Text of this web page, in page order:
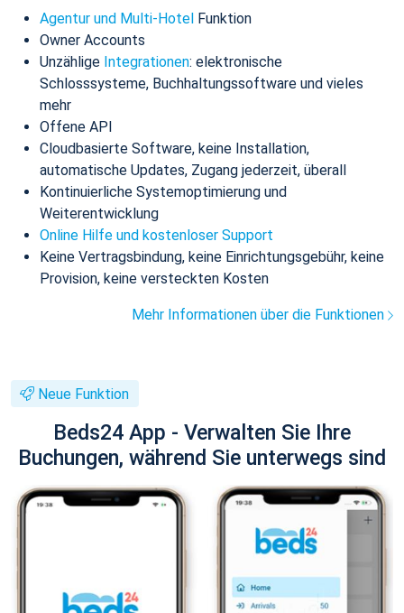
Agentur und Multi-Hotel Funktion
Owner Accounts
Unzählige Integrationen: elektronische
Schlosssysteme, Buchhaltungssoftware und vieles
mehr
Offene API
Cloudbasierte Software, keine Installation,
automatische Updates, Zugang jederzeit, überall
Kontinuierliche Systemoptimierung und
Weiterentwicklung
Online Hilfe und kostenloser Support
Keine Vertragsbindung, keine Einrichtungsgebühr, keine
Provision, keine versteckten Kosten
Mehr Informationen über die Funktionen
Neue Funktion
Beds24 App - Verwalten Sie Ihre
Buchungen, während Sie unterwegs sind